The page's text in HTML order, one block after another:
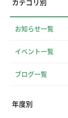
カテゴリ別
お知らせ一覧
イベント一覧
ブログ一覧
年度別